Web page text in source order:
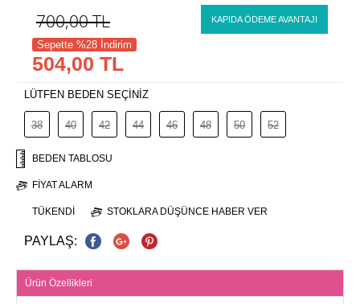
700,00TL KAPIDA ÖDEME AVANTAJI
Sepette %28 İndirim
504,00 TL
LÜTFEN BEDEN SEÇİNİZ
38 40 42 44 46 48 50 52
BEDEN TABLOSU
FIYAT ALARM
TÜKENDI STOKLARA DÜŞÜNCE HABER VER
PAYLAŞ:
Ürün Özellikleri